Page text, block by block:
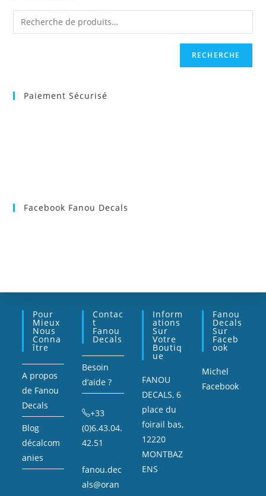
RECHERCHE
Paiement Sécurisé
Facebook Fanou Decals
Pour
Mieux
Nous
Conna
Ître
A propos
de Fanou
Decals
Blog
décalcom
anies
Contac
T
Fanou
Decals
Besoin
d’aide ?
+33
(0)6.43.04.
42.51
fanou.dec
als@oran
Inform
Ations
Sur
Votre
Boutiq
Ue
FANOU
DECALS, 6
place du
foirail bas,
12220
MONTBAZ
ENS
Fanou
Decals
Sur
Faceb
Ook
Michel
Facebook